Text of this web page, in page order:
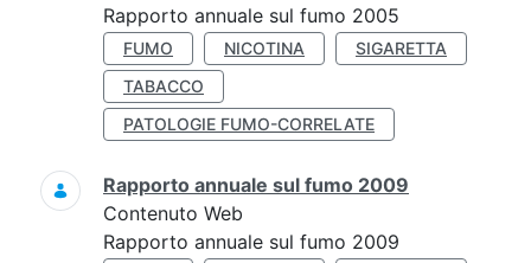
Rapporto annuale sul fumo 2005
FUMO NICOTINA
SIGARETTA
TABACCO
PATOLOGIE FUMO-CORRELATE
Rapporto annuale sul fumo 2009
Contenuto Web
Rapporto annuale sul fumo 2009